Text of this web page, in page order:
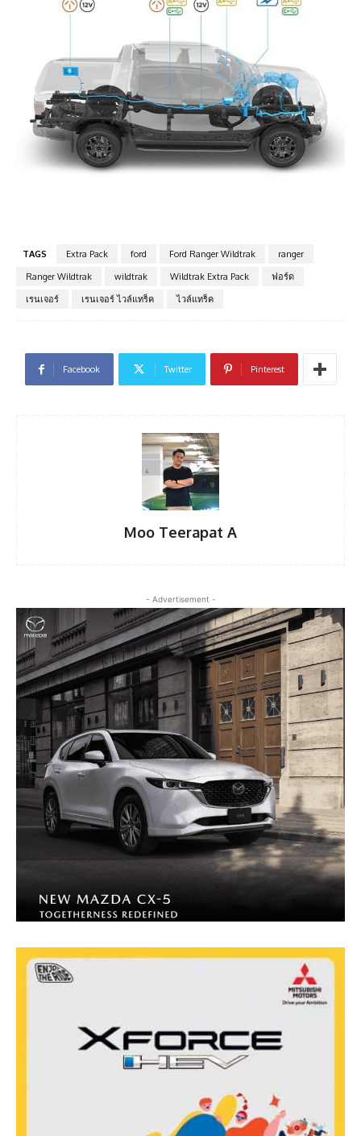
TAGS Extra Pack ford Ford Ranger Wildtrak
ranger
Ranger Wildtrak
wildtrak Wildtrak Extra Pack
ฟอร​์ด
เรนเจอร์
เรนเจอร์ ไวล์แทร็ค ไวล์แทร็ค
Facebook Twitter Pinterest
Moo Teerapat A
- Advertisement -